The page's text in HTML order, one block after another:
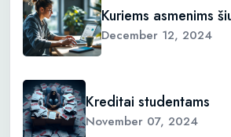
Kuriems asmenims
December 12, 2024
Kreditai studentams
November 07, 2024